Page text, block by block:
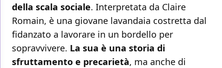
della scala sociale. Interpretata da Claire
Romain, è una giovane lavandaia costretta dal
fidanzato a lavorare in un bordello per
sopravvivere. La sua è una storia di
sfruttamento e precarietà, ma anche di